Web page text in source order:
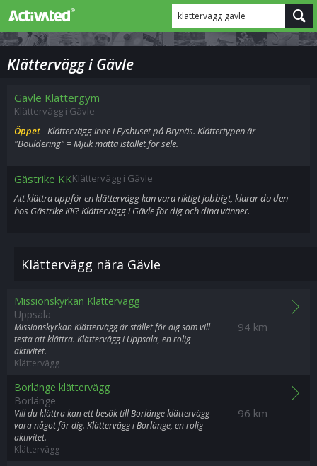
klättervägg gävle
Klättervägg i Gävle
Gävle Klättergym
Klättervägg i Gävle
Öppet- Klättervägg inne i Fyshuset på Brynäs. Klättertypen är
"Bouldering" = Mjuk matta istället för sele.
Gästrike KKKlättervägg i Gävle
Att klättra uppför en klättervägg kan vara riktigt jobbigt, klarar du den
hos Gästrike KK? Klättervägg i Gävle för dig och dina vänner.
Klättervägg nära Gävle
94 km
Missionskyrkan Klättervägg
Uppsala
Missionskyrkan Klättervägg är stället för dig som vill
testa att klättra. Klättervägg i Uppsala, en rolig
aktivitet.
Klättervägg
96 km
Borlänge klättervägg
Borlänge
Vill du klättra kan ett besök till Borlänge klättervägg
vara något för dig. Klättervägg i Borlänge, en rolig
aktivitet.
Klättervägg